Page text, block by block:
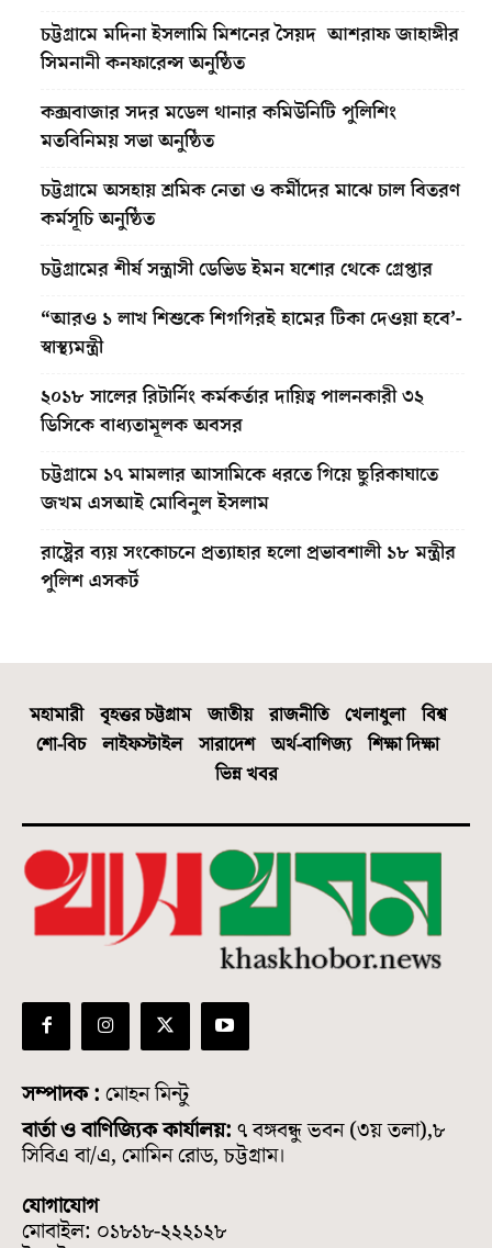
চট্টগ্রামে মদিনা ইসলামি মিশনের সৈয়দ আশরাফ জাহাঙ্গীর
সিমনানী কনফারেন্স অনুষ্ঠিত
কক্সবাজার সদর মডেল থানার কমিউনিটি পুলিশিং
মতবিনিময় সভা অনুষ্ঠিত
চট্টগ্রামে অসহায় শ্রমিক নেতা ও কর্মীদের মাঝে চাল বিতরণ
কর্মসূচি অনুষ্ঠিত
চট্টগ্রামের শীর্ষ সন্ত্রাসী ডেভিড ইমন যশোর থেকে গ্রেপ্তার
“আরও ১ লাখ শিশুকে শিগগিরই হামের টিকা দেওয়া হবে’-
স্বাস্থ্যমন্ত্রী
২০১৮ সালের রিটার্নিং কর্মকর্তার দায়িত্ব পালনকারী ৩২
ডিসিকে বাধ্যতামূলক অবসর
চট্টগ্রামে ১৭ মামলার আসামিকে ধরতে গিয়ে ছুরিকাঘাতে
জখম এসআই মোবিনুল ইসলাম
রাষ্ট্রের ব্যয় সংকোচনে প্রত্যাহার হলো প্রভাবশালী ১৮ মন্ত্রীর
পুলিশ এসকর্ট
মহামারী বৃহত্তর চট্টগ্রাম জাতীয় রাজনীতি খেলাধুলা
বিশ্ব
শো-বিচ
লাইফস্টাইল সারাদেশ অর্থ-বাণিজ্য
শিক্ষা দিক্ষা
ভিন্ন খবর
সম্পাদক : মোহন মিন্টু
বার্তা ও বাণিজ্যিক কার্যালয়: ৭ বঙ্গবন্ধু ভবন (৩য় তলা),৮
সিবিএ বা/এ, মোমিন রোড, চট্টগ্রাম।
যোগাযোগ
মোবাইল: ০১৮১৮-২২২১২৮